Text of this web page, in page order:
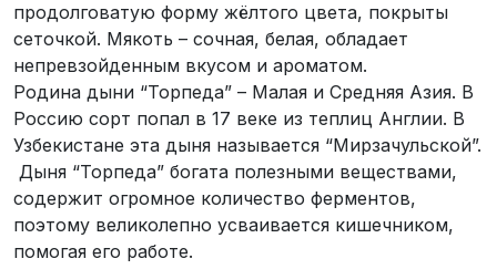
продолговатую форму жёлтого цвета, покрыты
сеточкой. Мякоть – сочная, белая, обладает
непревзойденным вкусом и ароматом.
Родина дыни “Торпеда” – Малая и Средняя Азия. В
Россию сорт попал в 17 веке из теплиц Англии. В
Узбекистане эта дыня называется “Мирзачульской”.
Дыня “Торпеда” богата полезными веществами,
содержит огромное количество ферментов,
поэтому великолепно усваивается кишечником,
помогая его работе.